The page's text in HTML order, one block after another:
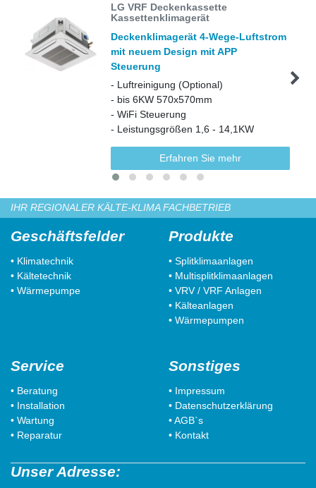
LG VRF Deckenkassette
Kassettenklimagerät
Deckenklimagerät 4-Wege-Luftstrom
mit neuem Design mit APP
Steuerung
- Luftreinigung (Optional)
- bis 6KW 570x570mm
- WiFi Steuerung
- Leistungsgrößen 1,6 - 14,1KW
Erfahren Sie mehr
IHR REGIONALER KÄLTE-KLIMA FACHBETRIEB
Geschäftsfelder
• Klimatechnik
• Kältetechnik
• Wärmepumpe
Produkte
• Splitklimaanlagen
• Multisplitklimaanlagen
• VRV / VRF Anlagen
• Kälteanlagen
• Wärmepumpen
Service
• Beratung
• Installation
• Wartung
• Reparatur
Sonstiges
• Impressum
• Datenschutzerklärung
• AGB`s
• Kontakt
Unser Adresse: